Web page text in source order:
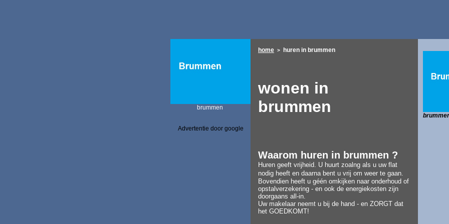
brummen
Advertentie door google
home > huren in brummen
wonen in
brummen
Waarom huren in brummen ?
Huren geeft vrijheid. U huurt zoalng als u uw flat
nodig heeft en daarna bent u vrij om weer te gaan.
Bovendien heeft u géén omkijken naar onderhoud of
opstalverzekering - en ook de energiekosten zijn
doorgaans all-in.
Uw makelaar neemt u bij de hand - en ZORGT dat
het GOEDKOMT!